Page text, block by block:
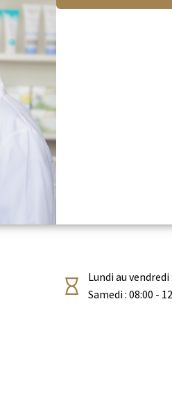
Lundi au vendredi
Samedi : 08:00 -